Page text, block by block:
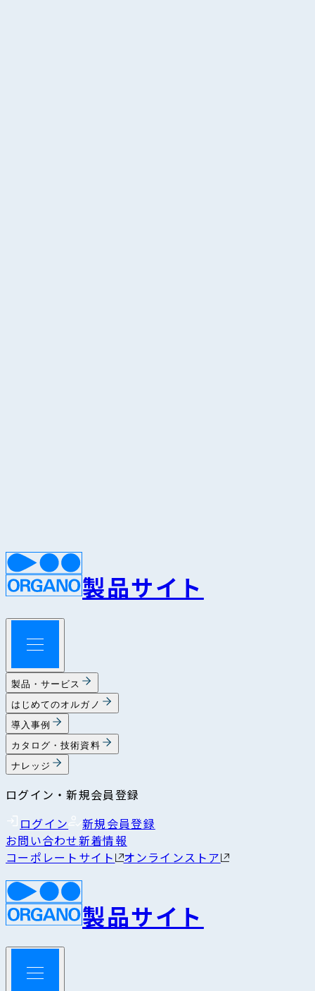
製品サイト
製品・サービス
はじめてのオルガノ
導入事例
カタログ・技術資料
ナレッジ
ログイン・新規会員登録
ログイン
新規会員登録
お問い合わせ新着情報
コーポレートサイト
オンラインストア
製品サイト